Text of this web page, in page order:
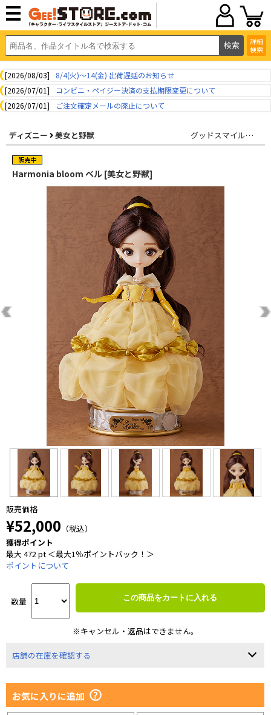
詳細
検索
[2026/08/03]
8/4(火)～14(金) 出荷遅延のお知らせ
[2026/07/01]
コンビニ・ペイジー決済の支払期限変更について
[2026/07/01]
ご注文確定メールの廃止について
ディズニー 美女と野獣 グッドスマイルカンパニー
Harmonia bloom ベル [美女と野獣]
販売価格
¥52,000 （税込）
獲得ポイント
最大 472 pt ＜最大1％ポイントバック！＞
ポイントについて
数量 この商品をカートに入れる
※キャンセル・返品はできません。
店舗の在庫を確認する
お気に入りに追加